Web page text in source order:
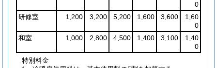
0
研修室
1,200 3,200 5,200 1,600 3,600
1,60
0
和室
1,000 2,800 4,500 1,400 3,100
1,40
0
特別料金